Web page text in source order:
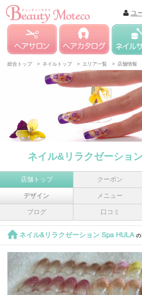
ユ
総合トップ > ネイルトップ > エリア一覧 > 店舗情報
ネイル&リラクゼーショ
店舗トップ クーポン
デザイン メニュー
ブログ 口コミ
ネイル&リラクゼーション Spa HULA の